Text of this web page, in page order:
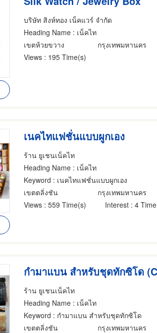
บริษัท สิงห์ทอง เน็คแวร์ จำกัด
Heading Name : เน็คไท
เขตห้วยขวาง
กรุงเทพมหานคร
Views : 195 Time(s)
เนคไทแฟชั่นแบบผูกเอง
ร้าน ยูเชนเน็คไท
Heading Name : เน็คไท
Keyword : เนคไทแฟชั่นแบบผูกเอง
เขตตลิ่งชัน
กรุงเทพมหานคร
Views : 559 Time(s) Interest : 4 Time(s)
ร้าน ยูเชนเน็คไท
Heading Name : เน็คไท
Keyword : กำมาแบน สำหรับชุดทักซิโด
เขตตลิ่งชัน
กรุงเทพมหานคร